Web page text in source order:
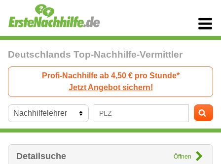
Deutschlands Top-Nachhilfe-Vermittler
Profi-Nachhilfe ab 4,50 € pro Stunde*
Jetzt Angebot sichern!
Detailsuche Öffnen